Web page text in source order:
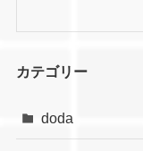
カテゴリー
doda